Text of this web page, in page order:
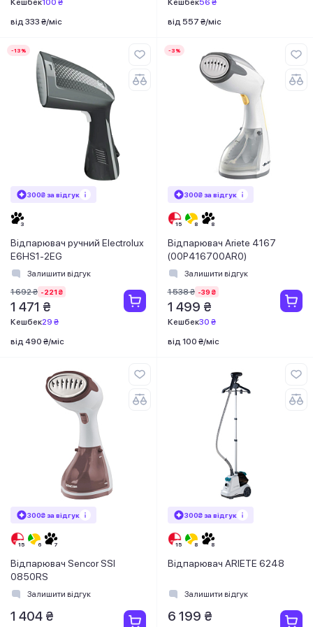
від 333 ₴/міс
від 557 ₴/міс
-13%
300₴ за відгук
Відпарювач ручний Electrolux
E6HS1-2EG
Залишити відгук
1 692 ₴ -221 ₴
1 471 ₴
Кешбек29 ₴
від 490 ₴/міс
-3%
300₴ за відгук
Відпарювач Ariete 4167
(00P416700AR0)
Залишити відгук
1 538 ₴ -39 ₴
1 499 ₴
Кешбек30 ₴
від 100 ₴/міс
300₴ за відгук
Відпарювач Sencor SSI
0850RS
Залишити відгук
1 404 ₴
300₴ за відгук
Відпарювач ARIETE 6248
Залишити відгук
6 199 ₴